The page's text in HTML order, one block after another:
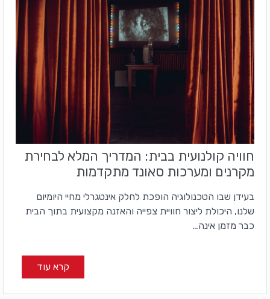
חוויה קולנועית בבית: המדריך המלא לבחירת
מקרנים ומערכות סאונד מתקדמות
בעידן שבו הטכנולוגיה הופכת לחלק אינטגרלי מחיי היומיום
שלנו, היכולת ליצור חוויית צפייה והאזנה מקצועית בתוך הבית
כבר מזמן אינה…
קרא עוד